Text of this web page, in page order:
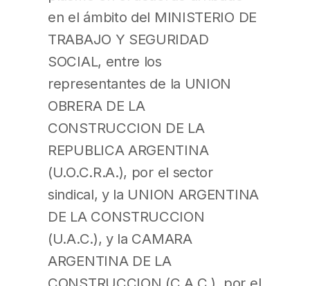
en el ámbito del MINISTERIO DE
TRABAJO Y SEGURIDAD
SOCIAL, entre los
representantes de la UNION
OBRERA DE LA
CONSTRUCCION DE LA
REPUBLICA ARGENTINA
(U.O.C.R.A.), por el sector
sindical, y la UNION ARGENTINA
DE LA CONSTRUCCION
(U.A.C.), y la CAMARA
ARGENTINA DE LA